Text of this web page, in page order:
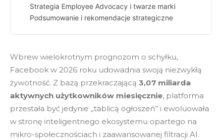
Strategia Employee Advocacy i twarze marki
Podsumowanie i rekomendacje strategiczne
Wbrew wielokrotnym prognozom o schyłku,
Facebook w 2026 roku udowadnia swoją niezwykłą
żywotność. Z bazą przekraczającą 3,07 miliarda
aktywnych użytkowników miesięcznie, platforma
przestała być jedynie „tablicą ogłoszeń” i ewoluowała
w stronę inteligentnego ekosystemu opartego na
mikro-społecznościach i zaawansowanej filtracji AI.